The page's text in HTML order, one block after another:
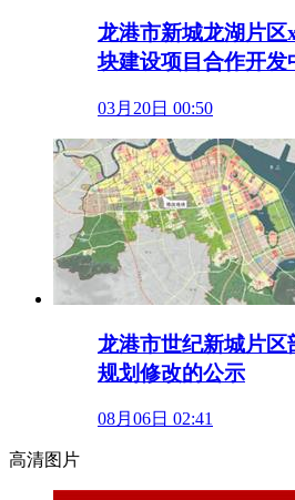
龙港市新城龙湖片区
块建设项目合作开发
03月20日 00:50
龙港市世纪新城片区
规划修改的公示
08月06日 02:41
高清图片